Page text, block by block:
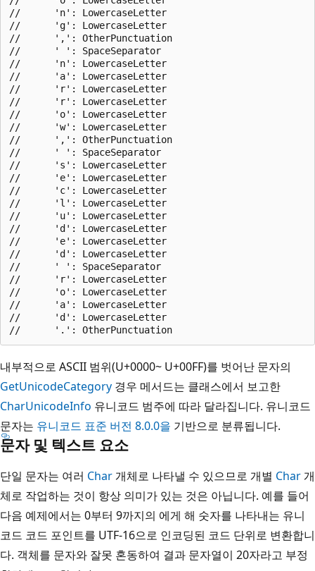
//      'n': LowercaseLetter
//      'g': LowercaseLetter
//      ',': OtherPunctuation
//      ' ': SpaceSeparator
//      'n': LowercaseLetter
//      'a': LowercaseLetter
//      'r': LowercaseLetter
//      'r': LowercaseLetter
//      'o': LowercaseLetter
//      'w': LowercaseLetter
//      ',': OtherPunctuation
//      ' ': SpaceSeparator
//      's': LowercaseLetter
//      'e': LowercaseLetter
//      'c': LowercaseLetter
//      'l': LowercaseLetter
//      'u': LowercaseLetter
//      'd': LowercaseLetter
//      'e': LowercaseLetter
//      'd': LowercaseLetter
//      ' ': SpaceSeparator
//      'r': LowercaseLetter
//      'o': LowercaseLetter
//      'a': LowercaseLetter
//      'd': LowercaseLetter
내부적으로 ASCII 범위(U+0000~ U+00FF)를 벗어난 문자의
GetUnicodeCategory 경우 메서드는 클래스에서 보고한
CharUnicodeInfo 유니코드 범주에 따라 달라집니다. 유니코드
문자는 유니코드 표준 버전 8.0.0을 기반으로 분류됩니다.
문자 및 텍스트 요소
단일 문자는 여러 Char 개체로 나타낼 수 있으므로 개별 Char 개
체로 작업하는 것이 항상 의미가 있는 것은 아닙니다. 예를 들어
다음 예제에서는 0부터 9까지의 에게 해 숫자를 나타내는 유니
코드 코드 포인트를 UTF-16으로 인코딩된 코드 단위로 변환합니
다. 객체를 문자와 잘못 혼동하여 결과 문자열이 20자라고 부정